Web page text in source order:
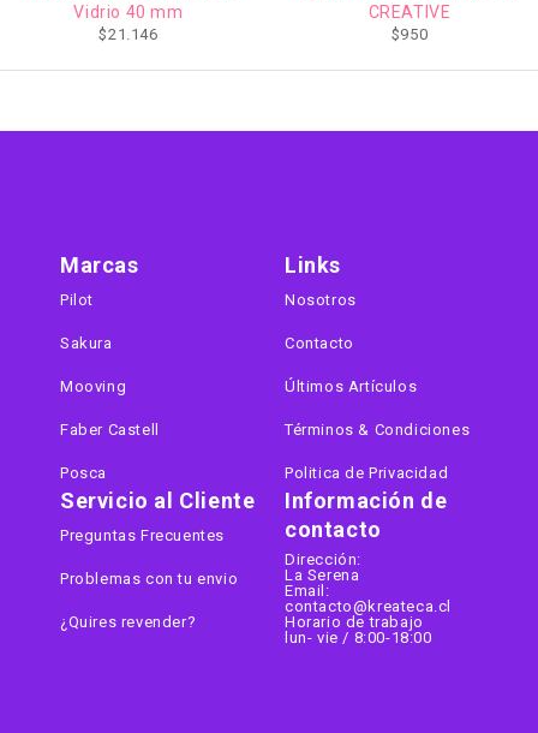
CREATIVE
$950
Etiqueta (002) CREATIVE
$7.500
Información de
contacto
Dirección:
La Serena
Email:
contacto@kreateca.cl
Horario de trabajo
lun- vie / 8:00-18:00
Marcas
Pilot
Sakura
Mooving
Faber Castell
Posca
Links
Nosotros
Contacto
Últimos Artículos
Términos & Condiciones
Politica de Privacidad
Servicio al Cliente
Preguntas Frecuentes
Problemas con tu envio
¿Quires revender?